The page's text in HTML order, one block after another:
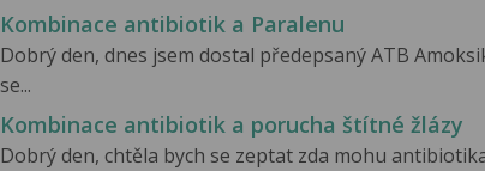
Kombinace antibiotik a Paralenu
Dobrý den, dnes jsem dostal předepsaný ATB
se...
Kombinace antibiotik a porucha štítné žlázy
Dobrý den, chtěla bych se zeptat zda mohu